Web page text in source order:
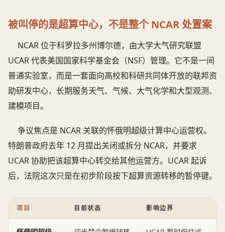
被叫停的是超算中心，不是整个 NCAR 处置案
NCAR 位于科罗拉多州博尔德，由大学大气研究联盟
UCAR 代表美国国家科学基金会（NSF）管理。它不是一间
普通实验室，而是一套面向高校和科研共同体开放的联邦资
助研发中心，长期服务天气、气候、大气化学和大型观测、
建模项目。
争议焦点是 NCAR 关联的怀俄明超级计算中心运营权。
特朗普政府去年 12 月提出关闭或拆分 NCAR，并要求
UCAR 协助把该超算中心转交给其他运营方。UCAR 起诉
后，法院这次只是在初步阶段按下超算资源转移的暂停键。
项目 目前状态 影响边界